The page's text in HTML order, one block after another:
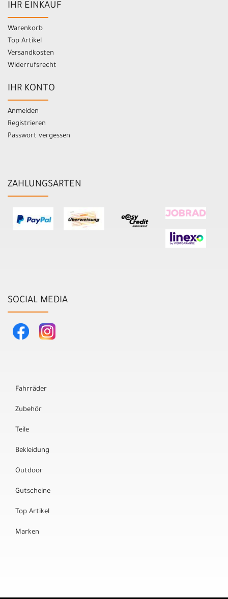
IHR EINKAUF
Warenkorb
Top Artikel
Versandkosten
Widerrufsrecht
IHR KONTO
Anmelden
Registrieren
Passwort vergessen
ZAHLUNGSARTEN
SOCIAL MEDIA
Fahrräder
Zubehör
Teile
Bekleidung
Outdoor
Gutscheine
Top Artikel
Marken